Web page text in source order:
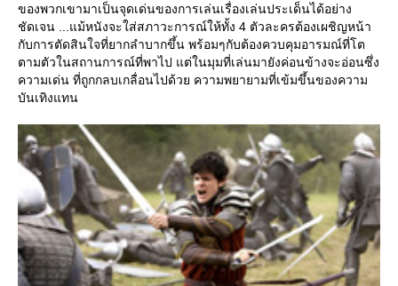
ของพวกเขามาเป็นจุดเด่นของการเล่นเรื่องเล่นประเด็นได้อย่าง
ชัดเจน ...แม้หนังจะใส่สภาวะการณ์ให้ทั้ง 4 ตัวละครต้องเผชิญหน้า
กับการตัดสินใจที่ยากลำบากขึ้น พร้อมๆกับต้องควบคุมอารมณ์ที่โต
ตามตัวในสถานการณ์ที่พาไป แต่ในมุมที่เล่นมายังค่อนข้างจะอ่อนซึ่ง
ความเด่น ที่ถูกกลบเกลื่อนไปด้วย ความพยายามที่เข้มขึ้นของความ
บันเทิงแทน